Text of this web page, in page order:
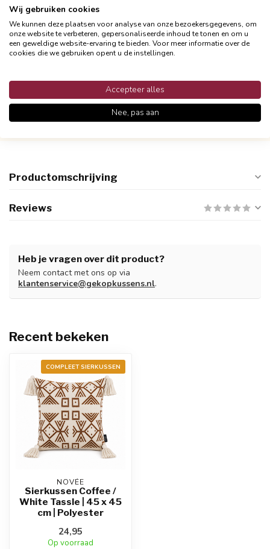
Persoonlijke klantenservices
Binnen 48 uur reactie
Productomschrijving
Reviews
Heb je vragen over dit product?
Neem contact met ons op via
klantenservice@gekopkussens.nl.
Recent bekeken
COMPLEET SIERKUSSEN
NOVÉE
Sierkussen Coffee /
White Tassle | 45 x 45
cm | Polyester
24,95
Op voorraad
Wij gebruiken cookies
We kunnen deze plaatsen voor analyse van onze bezoekersgegevens, om
onze website te verbeteren, gepersonaliseerde inhoud te tonen en om u
een geweldige website-ervaring te bieden. Voor meer informatie over de
cookies die we gebruiken opent u de instellingen.
Accepteer alles
Nee, pas aan